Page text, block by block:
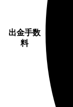
出金手数
料